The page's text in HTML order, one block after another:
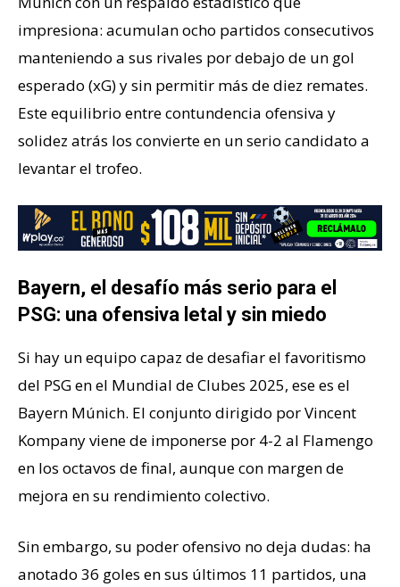
impresiona: acumulan ocho partidos consecutivos
manteniendo a sus rivales por debajo de un gol
esperado (xG) y sin permitir más de diez remates.
Este equilibrio entre contundencia ofensiva y
solidez atrás los convierte en un serio candidato a
levantar el trofeo.
Bayern, el desafío más serio para el
PSG: una ofensiva letal y sin miedo
Si hay un equipo capaz de desafiar el favoritismo
del PSG en el Mundial de Clubes 2025, ese es el
Bayern Múnich. El conjunto dirigido por Vincent
Kompany viene de imponerse por 4-2 al Flamengo
en los octavos de final, aunque con margen de
mejora en su rendimiento colectivo.
Sin embargo, su poder ofensivo no deja dudas: ha
anotado 36 goles en sus últimos 11 partidos, una